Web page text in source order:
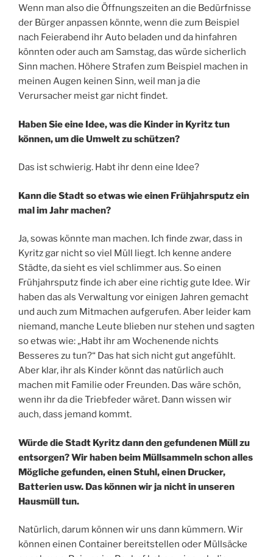
Wenn man also die Öffnungszeiten an die Bedürfnisse
der Bürger anpassen könnte, wenn die zum Beispiel
nach Feierabend ihr Auto beladen und da hinfahren
könnten oder auch am Samstag, das würde sicherlich
Sinn machen. Höhere Strafen zum Beispiel machen in
meinen Augen keinen Sinn, weil man ja die
Verursacher meist gar nicht findet.
Haben Sie eine Idee, was die Kinder in Kyritz tun
können, um die Umwelt zu schützen?
Das ist schwierig. Habt ihr denn eine Idee?
Kann die Stadt so etwas wie einen Frühjahrsputz ein
mal im Jahr machen?
Ja, sowas könnte man machen. Ich finde zwar, dass in
Kyritz gar nicht so viel Müll liegt. Ich kenne andere
Städte, da sieht es viel schlimmer aus. So einen
Frühjahrsputz finde ich aber eine richtig gute Idee. Wir
haben das als Verwaltung vor einigen Jahren gemacht
und auch zum Mitmachen aufgerufen. Aber leider kam
niemand, manche Leute blieben nur stehen und sagten
so etwas wie: „Habt ihr am Wochenende nichts
Besseres zu tun?“ Das hat sich nicht gut angefühlt.
Aber klar, ihr als Kinder könnt das natürlich auch
machen mit Familie oder Freunden. Das wäre schön,
wenn ihr da die Triebfeder wäret. Dann wissen wir
auch, dass jemand kommt.
Würde die Stadt Kyritz dann den gefundenen Müll zu
entsorgen? Wir haben beim Müllsammeln schon alles
Mögliche gefunden, einen Stuhl, einen Drucker,
Batterien usw. Das können wir ja nicht in unseren
Hausmüll tun.
Natürlich, darum können wir uns dann kümmern. Wir
können einen Container bereitstellen oder Müllsäcke